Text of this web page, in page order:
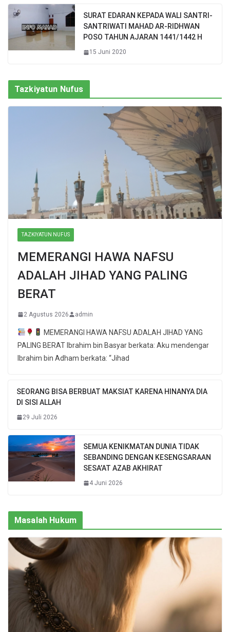
SURAT EDARAN KEPADA WALI SANTRI-
SANTRIWATI MAHAD AR-RIDHWAN
POSO TAHUN AJARAN 1441/1442 H
15 Juni 2020
Tazkiyatun Nufus
TAZKIYATUN NUFUS
MEMERANGI HAWA NAFSU
ADALAH JIHAD YANG PALING
BERAT
2 Agustus 2026 admin
MEMERANGI HAWA NAFSU ADALAH JIHAD YANG
PALING BERAT Ibrahim bin Basyar berkata: Aku mendengar
Ibrahim bin Adham berkata: “Jihad
SEORANG BISA BERBUAT MAKSIAT KARENA HINANYA DIA
DI SISI ALLAH
29 Juli 2026
SEMUA KENIKMATAN DUNIA TIDAK
SEBANDING DENGAN KESENGSARAAN
SESA’AT AZAB AKHIRAT
4 Juni 2026
Masalah Hukum